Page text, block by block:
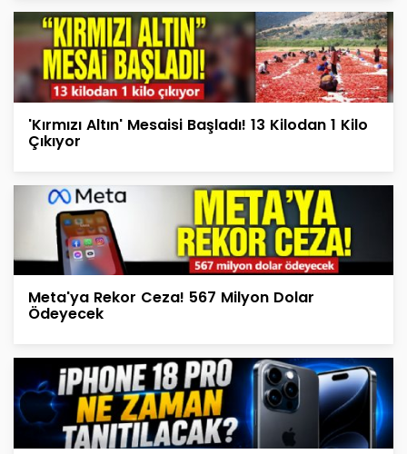
'Kırmızı Altın' Mesaisi Başladı! 13 Kilodan 1 Kilo
Çıkıyor
Meta'ya Rekor Ceza! 567 Milyon Dolar
Ödeyecek